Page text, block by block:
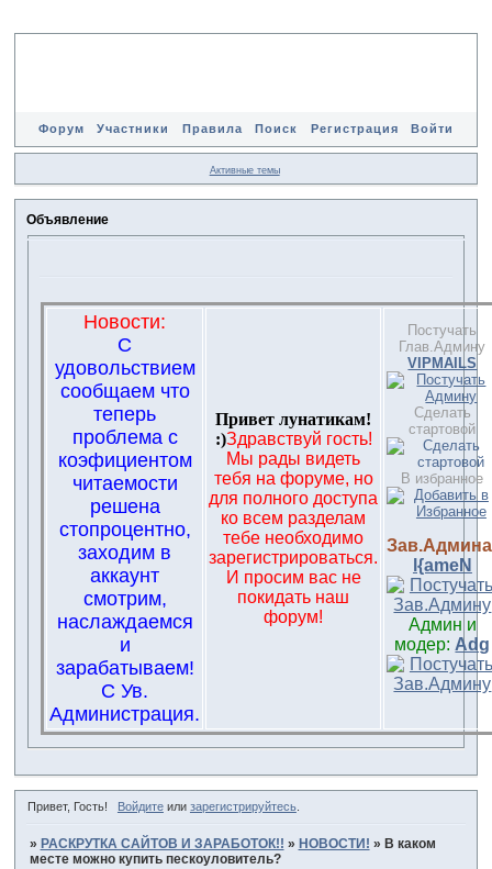
Форум Участники Правила Поиск Регистрация Войти
Активные темы
Объявление
Новости:
С
удовольствием
сообщаем что
теперь
проблема с
коэфициентом
читаемости
решена
стопроцентно,
заходим в
аккаунт
смотрим,
наслаждаемся
и
зарабатываем!
С Ув.
Администрация.
Привет лунатикам!
:)Здравствуй гость!
Мы рады видеть
тебя на форуме, но
для полного доступа
ко всем разделам
тебе необходимо
зарегистрироваться.
И просим вас не
покидать наш
форум!
Постучать
Глав.Админу
VIPMAILS
Сделать
стартовой
В избранное
l{ameN
Админ и
модер: Adg
Привет, Гость! Войдитеили зарегистрируйтесь.
» РАСКРУТКА САЙТОВ И ЗАРАБОТОК!! » НОВОСТИ! » В каком
месте можно купить пескоуловитель?